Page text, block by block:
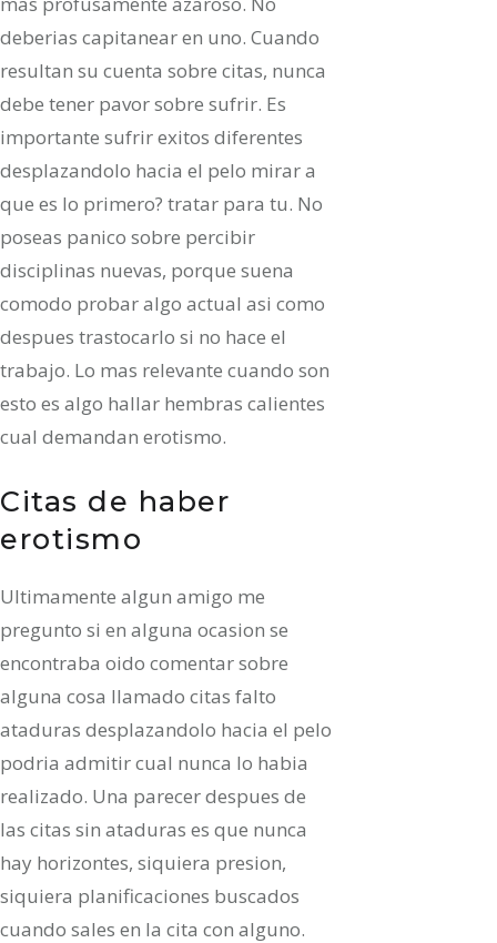
deberias capitanear en uno. Cuando
resultan su cuenta sobre citas, nunca
debe tener pavor sobre sufrir. Es
importante sufrir exitos diferentes
desplazandolo hacia el pelo mirar a
que es lo primero? tratar para tu. No
poseas panico sobre percibir
disciplinas nuevas, porque suena
comodo probar algo actual asi­ como
despues trastocarlo si no hace el
trabajo. Lo mas relevante cuando son
esto es algo hallar hembras calientes
cual demandan erotismo.
Citas de haber
erotismo
Ultimamente algun amigo me
pregunto si en alguna ocasion se
encontraba oido comentar sobre
alguna cosa llamado citas falto
ataduras desplazandolo hacia el pelo
podria admitir cual nunca lo habia
realizado. Una parecer despues de
las citas sin ataduras es que nunca
hay horizontes, siquiera presion,
siquiera planificaciones buscados
cuando sales en la cita con alguno.